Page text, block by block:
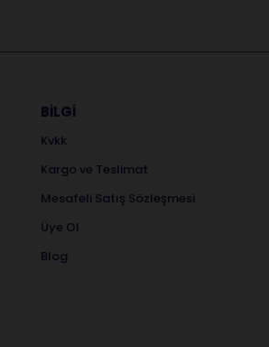
BİLGİ
Kvkk
Kargo ve Teslimat
Mesafeli Satış Sözleşmesi
Üye Ol
Blog